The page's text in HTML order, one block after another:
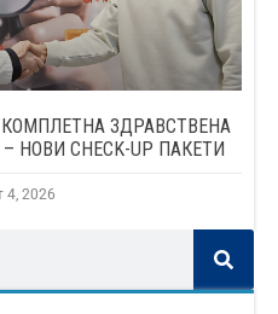
ЗДРАВСТВЕНА
НОВИ CHECK-UP ПАКЕТИ
4, 2026